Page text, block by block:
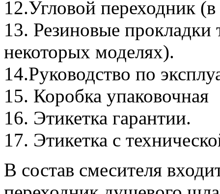
12.Угловой переходник
13. Резиновые прокладки
некоторых моделях).
14.Руководство по
15. Коробка упаковочная
16. Этикетка гарантии.
17. Этикетка с
В состав смесителя